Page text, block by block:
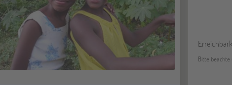
Bitte beachte